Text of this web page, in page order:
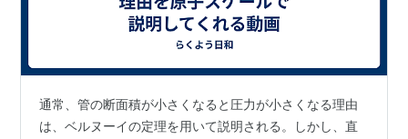
通常、管の断面積が小さくなると圧力が小さくなる理由
は、ベルヌーイの定理を用いて説明される。しかし、直